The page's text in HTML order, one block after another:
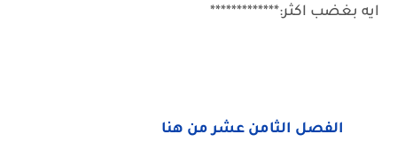
ايه بغضب اكثر:*************
الفصل الثامن عشر من هنا